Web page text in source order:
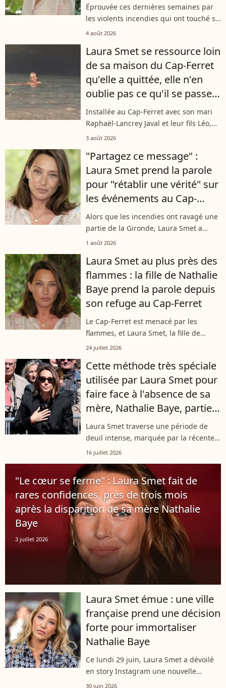
Éprouvée ces dernières semaines par
les violents incendies qui ont touché sa
région de cœur, Laura Smet continue
mardi 4 août 2026, plus de trois...
4 août 2026
Laura Smet se ressource loin
de sa maison du Cap-Ferret
qu'elle a quittée, elle n'en
oublie pas ce qu'il se passe
en Gironde
Installée au Cap-Ferret avec son mari
Raphaël-Lancrey Javal et leur fils Léo,
Laura Smet a suivi de très près ce qu'il
activement sur les réseaux...
3 août 2026
"Partagez ce message" :
Laura Smet prend la parole
pour "rétablir une vérité" sur
les événements au Cap-
Ferret
Alors que les incendies ont ravagé une
partie de la Gironde, Laura Smet a
décidé de prendre la parole. Évacuée
Lancrey-Javal et leur fils, l’actrice...
1 août 2026
Laura Smet au plus près des
flammes : la fille de Nathalie
Baye prend la parole depuis
son refuge au Cap-Ferret
Le Cap-Ferret est menacé par les
flammes, et Laura Smet, la fille de
Johnny Hallyday et Nathalie Baye, est
drame. Sur Instagram, elle a partagé...
24 juillet 2026
Cette méthode très spéciale
utilisée par Laura Smet pour
faire face à l'absence de sa
mère, Nathalie Baye, partie il
y a trois mois
Laura Smet traverse une période de
deuil intense, marquée par la récente
disparition de sa mère, Nathalie Baye,
Hallyday. Comment l'actrice trouve-t-
elle...
16 juillet 2026
"Le cœur se ferme" : Laura Smet fait de
rares confidences, près de trois mois
après la disparition de sa mère Nathalie
Baye
3 juillet 2026
Laura Smet émue : une ville
française prend une décision
forte pour immortaliser
Nathalie Baye
Ce lundi 29 juin, Laura Smet a dévoilé
en story Instagram une nouvelle
touchante à ses plus de 322 000
30 juin 2026